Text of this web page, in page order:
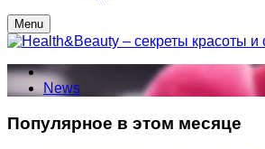
Menu
News
Популярное в этом месяце